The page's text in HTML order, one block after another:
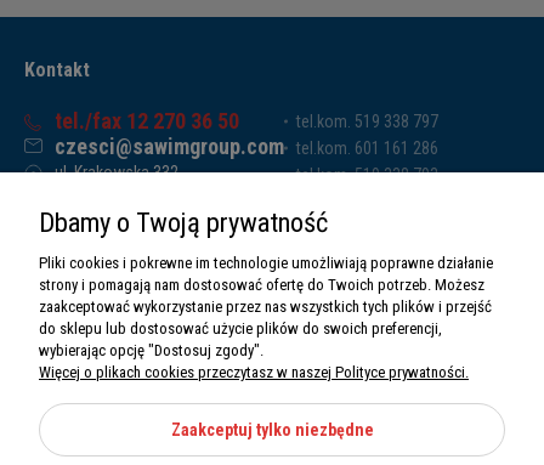
Kontakt
tel./fax 12 270 36 50
czesci@sawimgroup.com
ul. Krakowska 332,
Sawim Group Mariusz Zdyb sp. k.
NIP: 5130284470
REGON: 5246591010
tel.kom. 519 338 797
tel.kom. 601 161 286
tel.kom. 519 338 793
O nas
Informacje
Dbamy o Twoją prywatność
Pliki cookies i pokrewne im technologie umożliwiają poprawne działanie
strony i pomagają nam dostosować ofertę do Twoich potrzeb. Możesz
zaakceptować wykorzystanie przez nas wszystkich tych plików i przejść
do sklepu lub dostosować użycie plików do swoich preferencji,
wybierając opcję "Dostosuj zgody".
Więcej o plikach cookies przeczytasz w naszej Polityce prywatności.
Zaakceptuj tylko niezbędne